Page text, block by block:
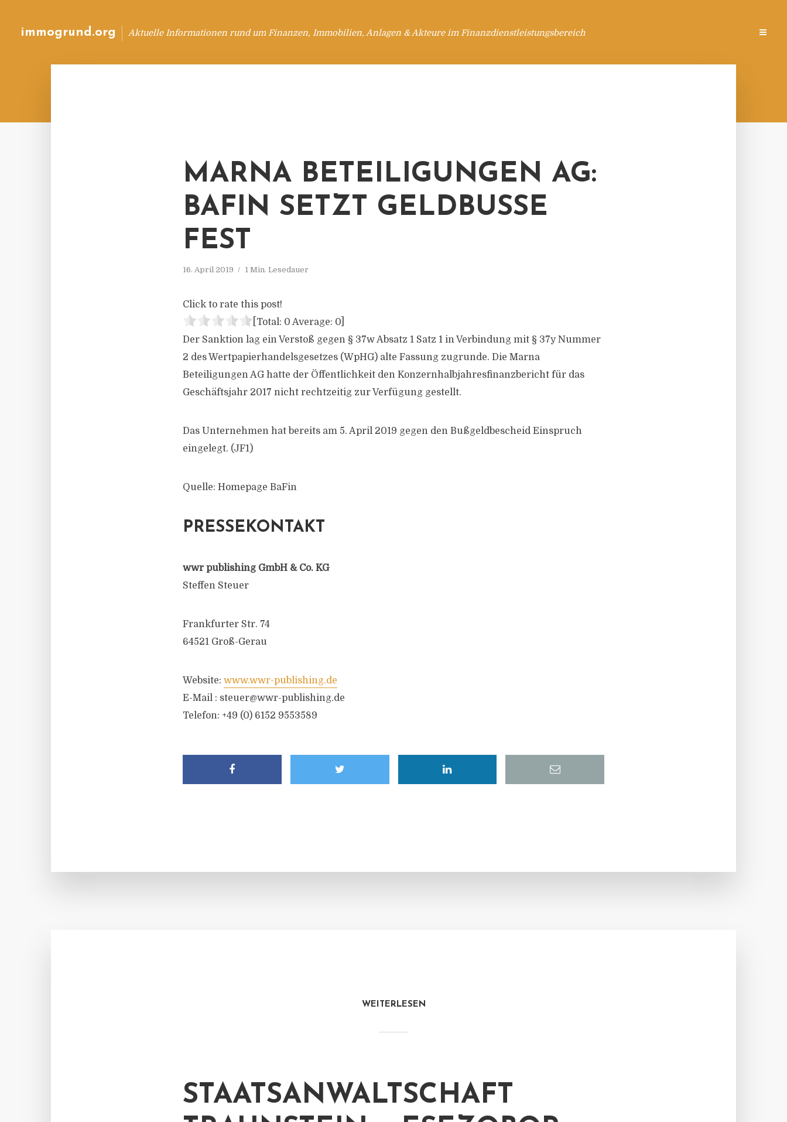
immogrund.org Aktuelle Informationen rund um Finanzen, Immobilien, Anlagen & Akteure im Finanzdienstleistungsbereich
MARNA BETEILIGUNGEN AG:
BAFIN SETZT GELDBUSSE F
EST
16. April 2019 1 Min. Lesedauer
Click to rate this post!
[Total: 0 Average: 0
Der Sanktion lag ein Verstoß gegen § 37w Absatz 1 Satz 1 in Verbindung mit § 37y Nummer
2 des Wertpapierhandelsgesetzes (WpHG) alte Fassung zugrunde. Die Marna
Beteiligungen AG hatte der Öffentlichkeit den Konzernhalbjahresfinanzbericht für das
Geschäftsjahr 2017 nicht rechtzeitig zur Verfügung gestellt.
Das Unternehmen hat bereits am 5. April 2019 gegen den Bußgeldbescheid Einspruch
eingelegt. (JF1)
Quelle: Homepage BaFin
PRESSEKONTAKT
wwr publishing GmbH & Co. KG
Steffen Steuer
Frankfurter Str. 74
64521 Groß-Gerau
Website: www.wwr-publishing.de
E-Mail : steuer@wwr-publishing.de
Telefon: +49 (0) 6152 9553589
WEITERLESEN
STAATSANWALTSCHAFT